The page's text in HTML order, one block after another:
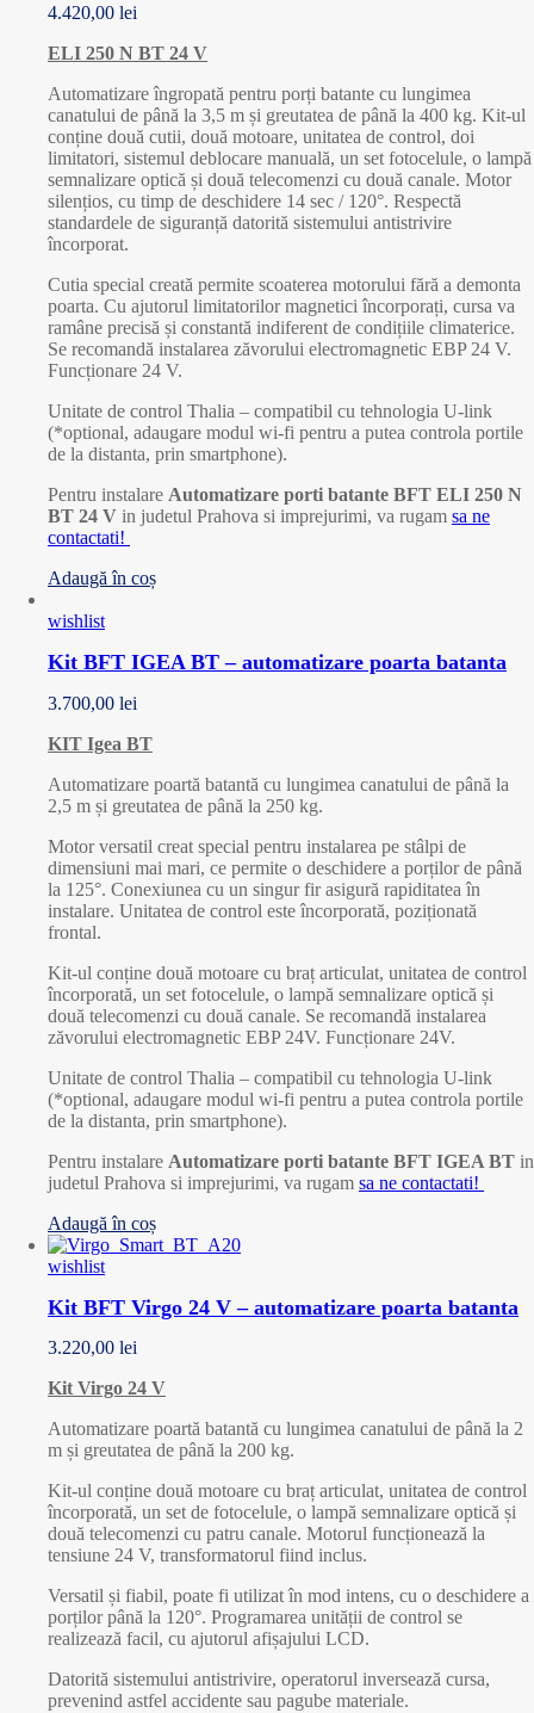
4.420,00 lei
ELI 250 N BT 24 V
Automatizare îngropată pentru porți batante cu lungimea
canatului de până la 3,5 m și greutatea de până la 400 kg. Kit-ul
conține două cutii, două motoare, unitatea de control, doi
limitatori, sistemul deblocare manuală, un set fotocelule, o lampă
semnalizare optică și două telecomenzi cu două canale. Motor
silențios, cu timp de deschidere 14 sec / 120°. Respectă
standardele de siguranță datorită sistemului antistrivire
încorporat.
Cutia special creată permite scoaterea motorului fără a demonta
poarta. Cu ajutorul limitatorilor magnetici încorporați, cursa va
ramâne precisă și constantă indiferent de condițiile climaterice.
Se recomandă instalarea zăvorului electromagnetic EBP 24 V.
Funcționare 24 V.
Unitate de control Thalia – compatibil cu tehnologia U-link
(*optional, adaugare modul wi-fi pentru a putea controla portile
de la distanta, prin smartphone).
Pentru instalare Automatizare porti batante BFT ELI 250 N
BT 24 V in judetul Prahova si imprejurimi, va rugam sa ne
contactati!
Adaugă în coș
wishlist
Kit BFT IGEA BT – automatizare poarta batanta
3.700,00 lei
KIT Igea BT
Automatizare poartă batantă cu lungimea canatului de până la
2,5 m și greutatea de până la 250 kg.
Motor versatil creat special pentru instalarea pe stâlpi de
dimensiuni mai mari, ce permite o deschidere a porților de până
la 125°. Conexiunea cu un singur fir asigură rapiditatea în
instalare. Unitatea de control este încorporată, poziționată
frontal.
Kit-ul conține două motoare cu braț articulat, unitatea de control
încorporată, un set fotocelule, o lampă semnalizare optică și
două telecomenzi cu două canale. Se recomandă instalarea
zăvorului electromagnetic EBP 24V. Funcționare 24V.
Unitate de control Thalia – compatibil cu tehnologia U-link
(*optional, adaugare modul wi-fi pentru a putea controla portile
de la distanta, prin smartphone).
Pentru instalare Automatizare porti batante BFT IGEA BT in
judetul Prahova si imprejurimi, va rugam sa ne contactati!
Adaugă în coș
wishlist
Kit BFT Virgo 24 V – automatizare poarta batanta
3.220,00 lei
Kit Virgo 24 V
Automatizare poartă batantă cu lungimea canatului de până la 2
m și greutatea de până la 200 kg.
Kit-ul conține două motoare cu braț articulat, unitatea de control
încorporată, un set de fotocelule, o lampă semnalizare optică și
două telecomenzi cu patru canale. Motorul funcționează la
tensiune 24 V, transformatorul fiind inclus.
Versatil și fiabil, poate fi utilizat în mod intens, cu o deschidere a
porților până la 120°. Programarea unității de control se
realizează facil, cu ajutorul afișajului LCD.
Datorită sistemului antistrivire, operatorul inversează cursa,
prevenind astfel accidente sau pagube materiale.